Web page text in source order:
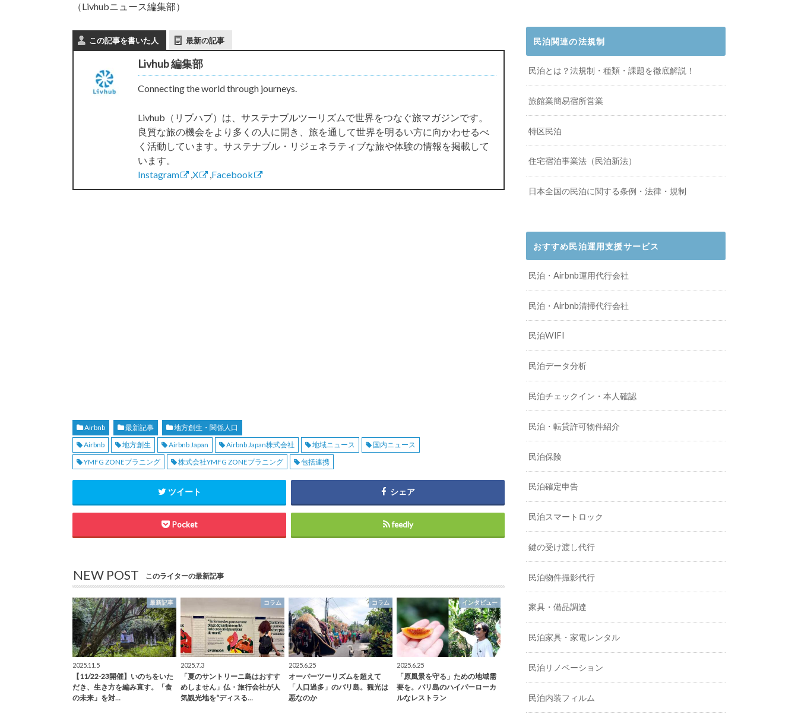
（Livhubニュース編集部）
この記事を書いた人 最新の記事
Livhub 編集部
Connecting the world through journeys.
Livhub（リブハブ）は、サステナブルツーリズムで世界をつなぐ旅マガジンです。
良質な旅の機会をより多くの人に開き、旅を通して世界を明るい方に向かわせるべ
く活動しています。サステナブル・リジェネラティブな旅や体験の情報を掲載して
います。
Instagram
,X ,Facebook
Airbnb 最新記事
地方創生・関係人口
Airbnb
地方創生 Airbnb Japan Airbnb Japan株式会社 地域ニュース
国内ニュース
YMFG ZONEプラニング
株式会社YMFG ZONEプラニング 包括連携
ツイート シェア
Pocket feedly
NEW POST このライターの最新記事
最新記事
2025.11.5
【11/22-23開催】いのちをいた
だき、生き方を編み直す。「食
の未来」を対…
コラム
2025.7.3
「夏のサントリーニ島はおすす
めしません」仏・旅行会社が人
気観光地を“ディスる…
コラム
2025.6.25
オーバーツーリズムを超えて
「人口過多」のバリ島。観光は
悪なのか
インタビュー
2025.6.25
「原風景を守る」ための地域需
要を。バリ島のハイパーローカ
ルなレストラン
民泊関連の法規制
民泊とは？法規制・種類・課題を徹底解説！
旅館業簡易宿所営業
特区民泊
住宅宿泊事業法（民泊新法）
日本全国の民泊に関する条例・法律・規制
おすすめ民泊運用支援サービス
民泊・Airbnb運用代行会社
民泊・Airbnb清掃代行会社
民泊WIFI
民泊データ分析
民泊チェックイン・本人確認
民泊・転貸許可物件紹介
民泊保険
民泊確定申告
民泊スマートロック
鍵の受け渡し代行
民泊物件撮影代行
家具・備品調達
民泊家具・家電レンタル
民泊リノベーション
民泊内装フィルム